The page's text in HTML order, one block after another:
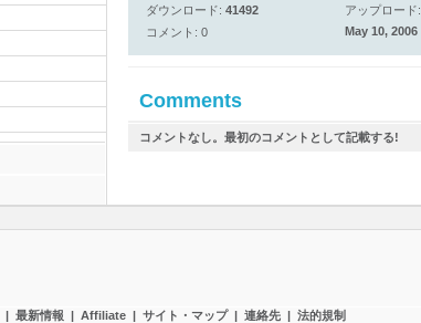
ダウンロード: 41492
コメント: 0
アップロード:
May 10, 2006
Comments
コメントなし。最初のコメントとして記載する!
| 最新情報 | Affiliate | サイト・マップ | 連絡先 | 法的規制